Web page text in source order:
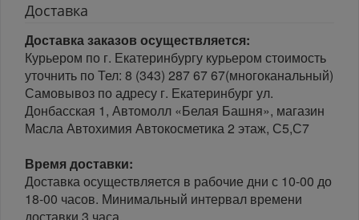
Доставка
Доставка заказов осуществляется:
Курьером по г. Екатеринбургу курьером стоимость
уточнить по Тел: 8 (343) 287 67 67(многоканальный)
Самовывоз по адресу г. Екатеринбург ул.
Донбасская 1, Автомолл «Белая Башня», магазин
Масла Автохимия Автокосметика 2 этаж, С5,С7
Время доставки:
Доставка осуществляется в рабочие дни с 10-00 до
18-00 часов. Минимальный интервал времени